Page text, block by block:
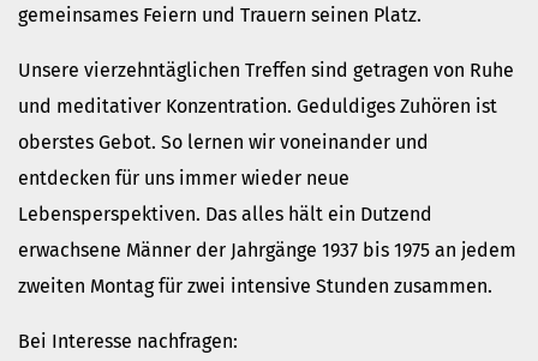
gemeinsames Feiern und Trauern seinen Platz.
Unsere vierzehntäglichen Treffen sind getragen von Ruhe
und meditativer Konzentration. Geduldiges Zuhören ist
oberstes Gebot. So lernen wir voneinander und
entdecken für uns immer wieder neue
Lebensperspektiven. Das alles hält ein Dutzend
erwachsene Männer der Jahrgänge 1937 bis 1975 an jedem
zweiten Montag für zwei intensive Stunden zusammen.
Bei Interesse nachfragen: